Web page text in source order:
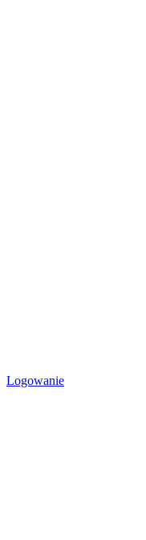
Logowanie